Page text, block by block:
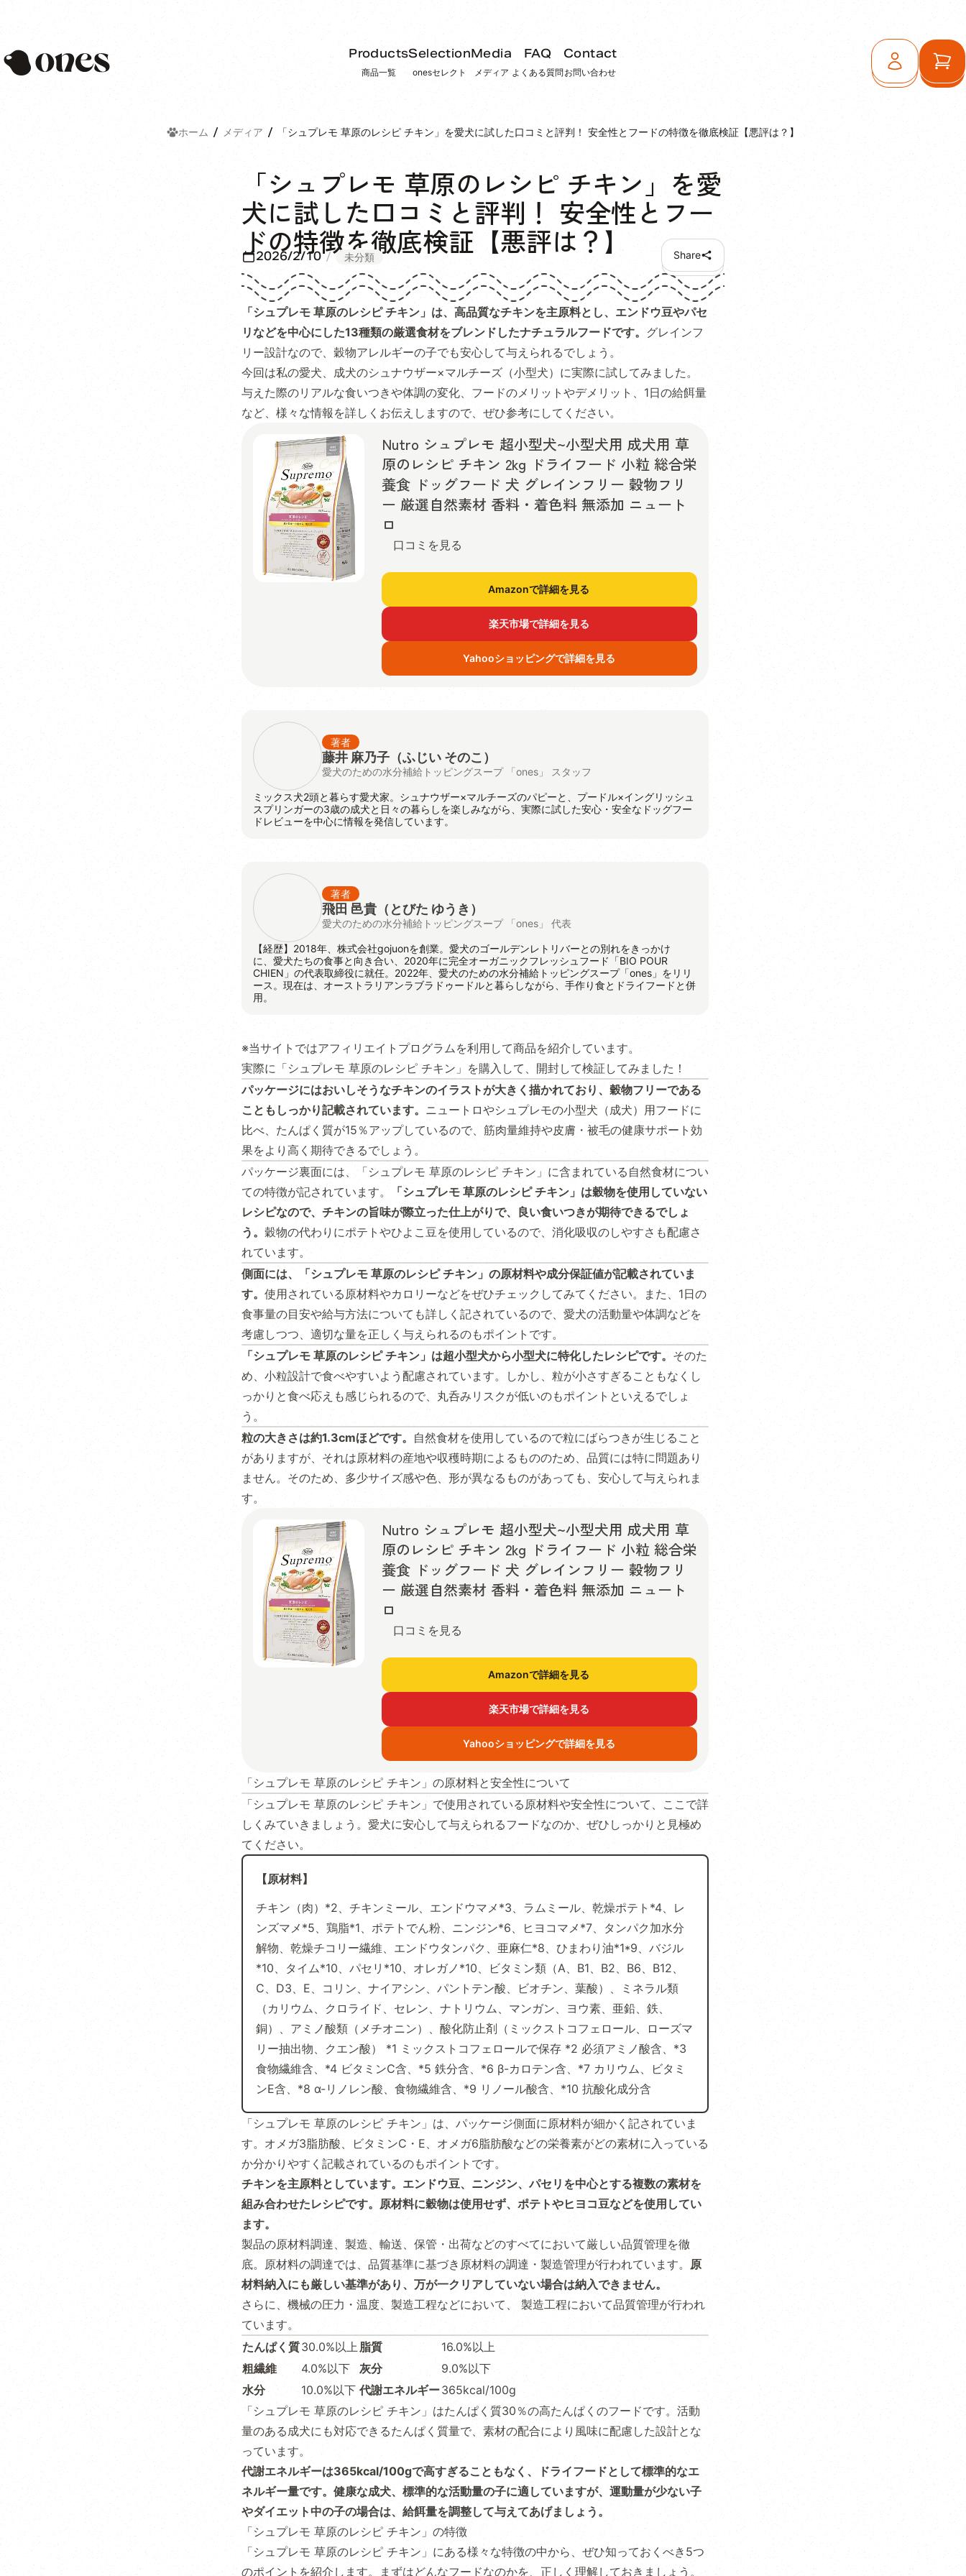
Ones Products
商品一覧
Selection
onesセレクト
Media
メディア
FAQ
よくある質問
Contact
お問い合わせ ログインカ
ホーム メディア 「シュプレモ 草原のレシピ チキン」を愛犬に試した口コミと評判！ 安全性とフードの特徴を徹底検証【悪評は？】
「シュプレモ 草原のレシピ チキン」を愛
犬に試した口コミと評判！ 安全性とフー
ドの特徴を徹底検証【悪評は？】
2026/2/10 未分類 Share
「シュプレモ 草原のレシピ チキン」は、高品質なチキンを主原料とし、エンドウ豆やパセ
リなどを中心にした13種類の厳選食材をブレンドしたナチュラルフードです。 グレインフ
リー設計なので、穀物アレルギーの子でも安心して与えられるでしょう。
今回は私の愛犬、成犬のシュナウザー×マルチーズ（小型犬）に実際に試してみました。
与えた際のリアルな食いつきや体調の変化、フードのメリットやデメリット、1日の給餌量
など、様々な情報を詳しくお伝えしますので、ぜひ参考にしてください。
Nutro シュプレモ 超小型犬~小型犬用 成犬用 草
原のレシピ チキン 2kg ドライフード 小粒 総合栄
養食 ドッグフード 犬 グレインフリー 穀物フリ
ー 厳選自然素材 香料・着色料 無添加 ニュート
ロ
口コミを見る
Amazonで詳細を見る
楽天市場で詳細を見る
Yahooショッピングで詳細を見る
著者
藤井 麻乃子（ふじい そのこ）
愛犬のための水分補給トッピングスープ 「ones」 スタッフ
ミックス犬2頭と暮らす愛犬家。シュナウザー×マルチーズのパピーと、プードル×イングリッシュ
スプリンガーの3歳の成犬と日々の暮らしを楽しみながら、実際に試した安心・安全なドッグフー
ドレビューを中心に情報を発信しています。
著者
飛田 邑貴 （とびた ゆうき）
愛犬のための水分補給トッピングスープ 「ones」 代表
【経歴】2018年、株式会社gojuonを創業。愛犬のゴールデンレトリバーとの別れをきっかけ
に、愛犬たちの食事と向き合い、2020年に完全オーガニックフレッシュフード「BIO POUR
CHIEN」の代表取締役に就任。2022年、愛犬のための水分補給トッピングスープ「ones」をリリ
ース。現在は、オーストラリアンラブラドゥードルと暮らしながら、手作り食とドライフードと併
用。
※当サイトではアフィリエイトプログラムを利用して商品を紹介しています。
実際に「シュプレモ 草原のレシピ チキン」を購入して、開封して検証してみました！
パッケージにはおいしそうなチキンのイラストが大きく描かれており、穀物フリーである
こともしっかり記載されています。 ニュートロやシュプレモの小型犬（成犬）用フードに
比べ、たんぱく質が15％アップしているので、筋肉量維持や皮膚・被毛の健康サポート効
果をより高く期待できるでしょう。
パッケージ裏面には、「シュプレモ 草原のレシピ チキン」に含まれている自然食材につい
ての特徴が記されています。
「シュプレモ 草原のレシピ チキン」は穀物を使用していない
レシピなので、チキンの旨味が際立った仕上がりで、良い食いつきが期待できるでしょ
う。 穀物の代わりにポテトやひよこ豆を使用しているので、消化吸収のしやすさも配慮さ
れています。
側面には、「シュプレモ 草原のレシピ チキン」の原材料や成分保証値が記載されていま
す。 使用されている原材料やカロリーなどをぜひチェックしてみてください。また、1日の
食事量の目安や給与方法についても詳しく記されているので、愛犬の活動量や体調などを
考慮しつつ、適切な量を正しく与えられるのもポイントです。
「シュプレモ 草原のレシピ チキン」は超小型犬から小型犬に特化したレシピです。 そのた
め、小粒設計で食べやすいよう配慮されています。しかし、粒が小さすぎることもなくし
っかりと食べ応えも感じられるので、丸呑みリスクが低いのもポイントといえるでしょ
う。
粒の大きさは約1.3cmほどです。 自然食材を使用しているので粒にばらつきが生じること
がありますが、それは原材料の産地や収穫時期によるもののため、品質には特に問題あり
ません。そのため、多少サイズ感や色、形が異なるものがあっても、安心して与えられま
す。
Nutro シュプレモ 超小型犬~小型犬用 成犬用 草
原のレシピ チキン 2kg ドライフード 小粒 総合栄
養食 ドッグフード 犬 グレインフリー 穀物フリ
ー 厳選自然素材 香料・着色料 無添加 ニュート
ロ
口コミを見る
Amazonで詳細を見る
楽天市場で詳細を見る
Yahooショッピングで詳細を見る
「シュプレモ 草原のレシピ チキン」の原材料と安全性について
「シュプレモ 草原のレシピ チキン」で使用されている原材料や安全性について、ここで詳
しくみていきましょう。愛犬に安心して与えられるフードなのか、ぜひしっかりと見極め
てください。
【原材料】
チキン（肉）*2、チキンミール、エンドウマメ*3、ラムミール、乾燥ポテト*4、レ
ンズマメ*5、鶏脂*1、ポテトでん粉、ニンジン*6、ヒヨコマメ*7、タンパク加水分
解物、乾燥チコリー繊維、エンドウタンパク、亜麻仁*8、ひまわり油*1*9、バジル
*10、タイム*10、パセリ*10、オレガノ*10、ビタミン類（A、B1、B2、B6、B12、
C、D3、E、コリン、ナイアシン、パントテン酸、ビオチン、葉酸）、ミネラル類
（カリウム、クロライド、セレン、ナトリウム、マンガン、ヨウ素、亜鉛、鉄、
銅）、アミノ酸類（メチオニン）、酸化防止剤（ミックストコフェロール、ローズマ
リー抽出物、クエン酸） *1 ミックストコフェロールで保存 *2 必須アミノ酸含、*3
食物繊維含、*4 ビタミンC含、*5 鉄分含、*6 β-カロテン含、*7 カリウム、ビタミ
ンE含、*8 α-リノレン酸、食物繊維含、*9 リノール酸含、*10 抗酸化成分含
「シュプレモ 草原のレシピ チキン」は、パッケージ側面に原材料が細かく記されていま
す。オメガ3脂肪酸、ビタミンC・E、オメガ6脂肪酸などの栄養素がどの素材に入っている
か分かりやすく記載されているのもポイントです。
チキンを主原料としています。エンドウ豆、ニンジン、パセリを中心とする複数の素材を
組み合わせたレシピです。原材料に穀物は使用せず、ポテトやヒヨコ豆などを使用してい
ます。
製品の原材料調達、製造、輸送、保管・出荷などのすべてにおいて厳しい品質管理を徹
底。原材料の調達では、品質基準に基づき原材料の調達・製造管理が行われています。 原
材料納入にも厳しい基準があり、万が一クリアしていない場合は納入できません。
さらに、機械の圧力・温度、製造工程などにおいて、 製造工程において品質管理が行われ
ています。
たんぱく質30.0%以上 脂質
16.0%以上
粗繊維
4.0%以下 灰分
9.0%以下
水分
10.0%以下 代謝エネルギー365kcal/100g
「シュプレモ 草原のレシピ チキン」はたんぱく質30％の高たんぱくのフードです。活動
量のある成犬にも対応できるたんぱく質量で、素材の配合により風味に配慮した設計とな
っています。
代謝エネルギーは365kcal/100gで高すぎることもなく、ドライフードとして標準的なエ
ネルギー量です。健康な成犬、標準的な活動量の子に適していますが、運動量が少ない子
やダイエット中の子の場合は、給餌量を調整して与えてあげましょう。
「シュプレモ 草原のレシピ チキン」の特徴
「シュプレモ 草原のレシピ チキン」にある様々な特徴の中から、ぜひ知っておくべき5つ
のポイントを紹介します。まずはどんなフードなのかを、正しく理解しておきましょう。